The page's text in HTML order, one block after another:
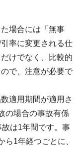
場合には「無事
率に変更される仕
けでなく、比較的
で、注意が必要で
適用期間が適用さ
の場合の事故有係
は1年間です。事
ら1年経つごとに、